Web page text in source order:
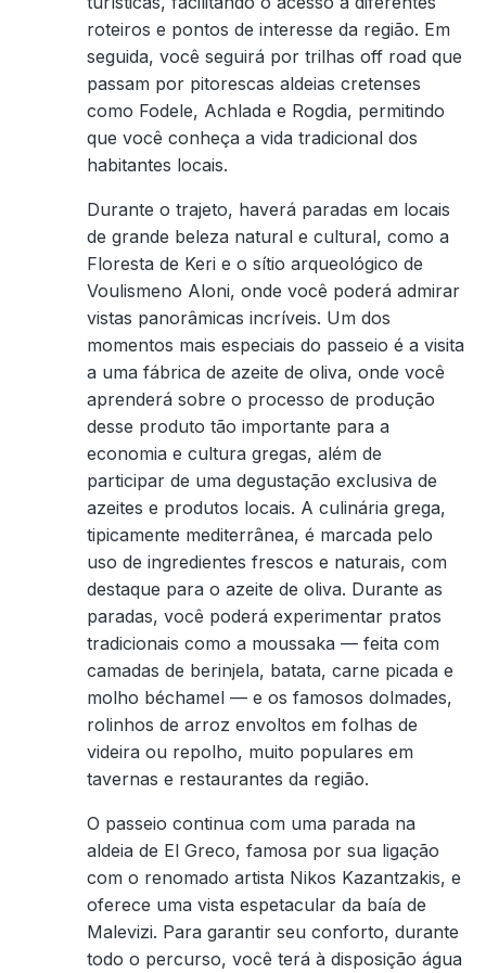
roteiros e pontos de interesse da região. Em
seguida, você seguirá por trilhas off road que
passam por pitorescas aldeias cretenses
como Fodele, Achlada e Rogdia, permitindo
que você conheça a vida tradicional dos
habitantes locais.
Durante o trajeto, haverá paradas em locais
de grande beleza natural e cultural, como a
Floresta de Keri e o sítio arqueológico de
Voulismeno Aloni, onde você poderá admirar
vistas panorâmicas incríveis. Um dos
momentos mais especiais do passeio é a visita
a uma fábrica de azeite de oliva, onde você
aprenderá sobre o processo de produção
desse produto tão importante para a
economia e cultura gregas, além de
participar de uma degustação exclusiva de
azeites e produtos locais. A culinária grega,
tipicamente mediterrânea, é marcada pelo
uso de ingredientes frescos e naturais, com
destaque para o azeite de oliva. Durante as
paradas, você poderá experimentar pratos
tradicionais como a moussaka — feita com
camadas de berinjela, batata, carne picada e
molho béchamel — e os famosos dolmades,
rolinhos de arroz envoltos em folhas de
videira ou repolho, muito populares em
tavernas e restaurantes da região.
O passeio continua com uma parada na
aldeia de El Greco, famosa por sua ligação
com o renomado artista Nikos Kazantzakis, e
oferece uma vista espetacular da baía de
Malevizi. Para garantir seu conforto, durante
todo o percurso, você terá à disposição água